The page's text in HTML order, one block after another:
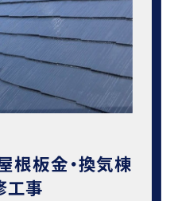
根板金・換気棟
工事